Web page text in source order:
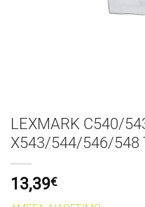
LEXMARK C540/
X543/544/546/548
13,39€